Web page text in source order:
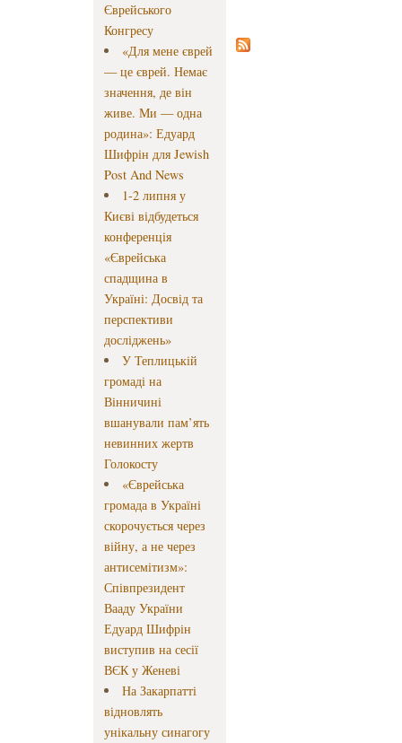
Єврейського
Конгресу
«Для мене єврей
— це єврей. Немає
значення, де він
живе. Ми — одна
родина»: Едуард
Шифрін для Jewish
Post And News
1-2 липня у
Києві відбудеться
конференція
«Єврейська
спадщина в
Україні: Досвід та
перспективи
досліджень»
У Теплицькій
громаді на
Вінничині
вшанували пам’ять
невинних жертв
Голокосту
«Єврейська
громада в Україні
скорочується через
війну, а не через
антисемітизм»:
Співпрезидент
Вааду України
Едуард Шифрін
виступив на сесії
ВЄК у Женеві
На Закарпатті
відновлять
унікальну синагогу